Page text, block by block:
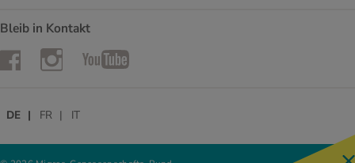
Bleib in Kontakt
FacebookInstagramYouTube
DE FR IT